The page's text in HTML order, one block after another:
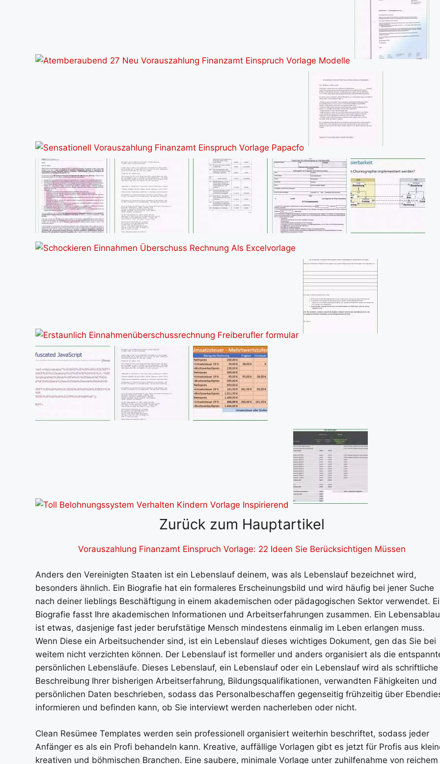
Zurück zum Hauptartikel
Vorauszahlung Finanzamt Einspruch Vorlage: 22 Ideen Sie Berücksichtigen Müssen
Anders den Vereinigten Staaten ist ein Lebenslauf deinem, was als Lebenslauf bezeichnet wird,
besonders ähnlich. Ein Biografie hat ein formaleres Erscheinungsbild und wird häufig bei jener Suche
nach deiner lieblings Beschäftigung in einem akademischen oder pädagogischen Sektor verwendet.
Biografie fasst Ihre akademischen Informationen und Arbeitserfahrungen zusammen. Ein
ist etwas, dasjenige fast jeder berufstätige Mensch mindestens einmalig im Leben erlangen muss.
Wenn Diese ein Arbeitsuchender sind, ist ein Lebenslauf dieses wichtiges Dokument, gen das Sie bei
weitem nicht verzichten können. Der Lebenslauf ist formeller und anders organisiert als die
persönlichen Lebensläufe. Dieses Lebenslauf, ein Lebenslauf oder ein Lebenslauf wird als schriftliche
Beschreibung Ihrer bisherigen Arbeitserfahrung, Bildungsqualifikationen, verwandten Fähigkeiten und
persönlichen Daten beschrieben, sodass das Personalbeschaffen gegenseitig frühzeitig über
informieren und befinden kann, ob Sie interviewt werden nacherleben oder nicht.
Clean Resümee Templates werden sein professionell organisiert weiterhin beschriftet, sodass jeder
Anfänger es als ein Profi behandeln kann. Kreative, auffällige Vorlagen gibt es jetzt für Profis aus
kreativen und böhmischen Branchen. Eine saubere, minimale Vorlage unter zuhilfenahme von reichem